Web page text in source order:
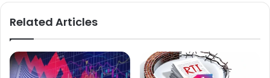
Related Articles